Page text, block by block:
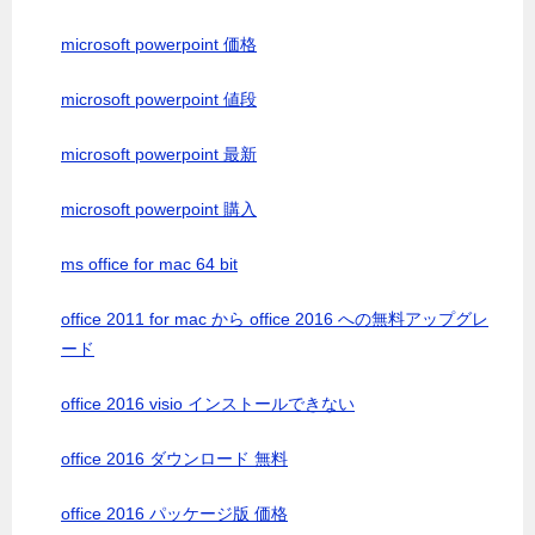
microsoft powerpoint 価格
microsoft powerpoint 値段
microsoft powerpoint 最新
microsoft powerpoint 購入
ms office for mac 64 bit
office 2011 for mac から office 2016 への無料アップグレ
ード
office 2016 visio インストールできない
office 2016 ダウンロード 無料
office 2016 パッケージ版 価格